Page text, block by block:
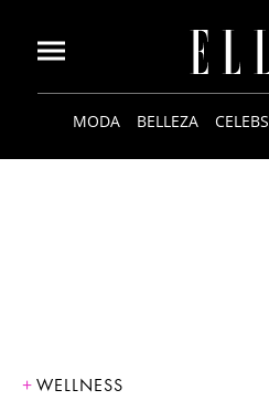
MODA BELLEZA CELEBS
WELLNESS